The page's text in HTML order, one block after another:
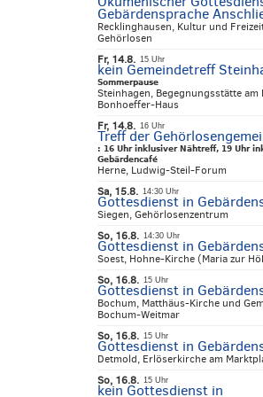
Gebärdensprache
Recklinghausen, Kultur und
Gehörlosen
Fr, 14.8. 15 Uhr
kein Gemeindetreff
Sommerpause
Steinhagen, Begegnungsstätte
Bonhoeffer-Haus
Fr, 14.8. 16 Uhr
Treff der
: 16 Uhr inklusiver Nähtreff, 19 Uhr
Gebärdencafé
Herne, Ludwig-Steil-Forum
Sa, 15.8. 14:30 Uhr
Gottesdienst in
Siegen, Gehörlosenzentrum
So, 16.8. 14:30 Uhr
Gottesdienst in
Soest, Hohne-Kirche (Maria zur
So, 16.8. 15 Uhr
Gottesdienst in
Bochum, Matthäus-Kirche und
Bochum-Weitmar
So, 16.8. 15 Uhr
Gottesdienst in
Detmold, Erlöserkirche am
So, 16.8. 15 Uhr
kein Gottesdienst in